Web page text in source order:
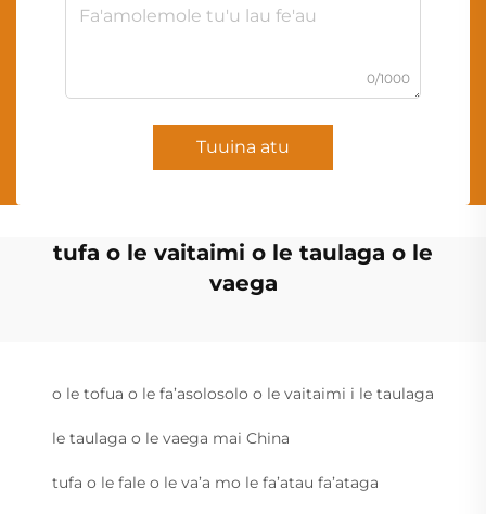
0/1000
Tuuina atu
tufa o le vaitaimi o le taulaga o le
vaega
o le tofua o le fa’asolosolo o le vaitaimi i le taulaga
le taulaga o le vaega mai China
tufa o le fale o le va’a mo le fa’atau fa’ataga